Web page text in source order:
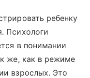
ребенку
Психологи
в понимании
же, как в режиме
взрослых. Это